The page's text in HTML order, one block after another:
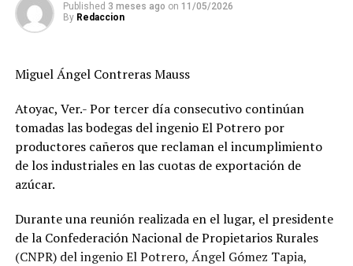
Published 3 meses ago on 11/05/2026
By Redaccion
Miguel Ángel Contreras Mauss
Atoyac, Ver.- Por tercer día consecutivo continúan
tomadas las bodegas del ingenio El Potrero por
productores cañeros que reclaman el incumplimiento
de los industriales en las cuotas de exportación de
azúcar.
Durante una reunión realizada en el lugar, el presidente
de la Confederación Nacional de Propietarios Rurales
(CNPR) del ingenio El Potrero, Ángel Gómez Tapia,